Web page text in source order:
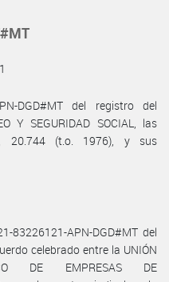
DGD#MT del registro del
Y SEGURIDAD SOCIAL, las
20.744 (t.o. 1976), y sus
83226121-APN-DGD#MT del
celebrado entre la UNIÓN
DE EMPRESAS DE